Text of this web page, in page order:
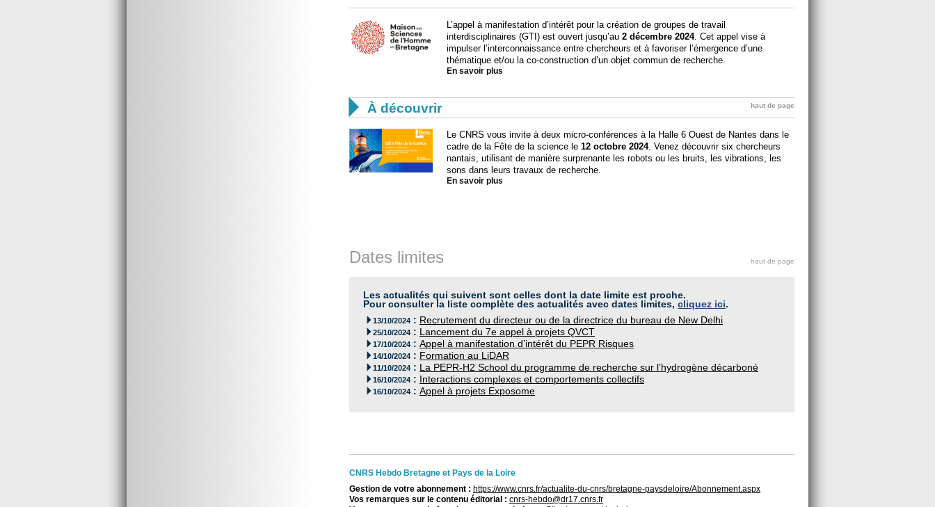
L’appel à manifestation d’intérêt pour la création de groupes de travail
interdisciplinaires (GTI) est ouvert jusqu’au 2 décembre 2024. Cet appel vise à
impulser l’interconnaissance entre chercheurs et à favoriser l’émergence d’une
thématique et/ou la co-construction d’un objet commun de recherche.
En savoir plus
 À découvrir haut de page
Le CNRS vous invite à deux micro-conférences à la Halle 6 Ouest de Nantes dans le
cadre de la Fête de la science le 12 octobre 2024. Venez découvrir six chercheurs
nantais, utilisant de manière surprenante les robots ou les bruits, les vibrations, les
sons dans leurs travaux de recherche.
En savoir plus
Dates limites haut de page
Les actualités qui suivent sont celles dont la date limite est proche.
Pour consulter la liste complète des actualités avec dates limites, cliquez ici.
13/10/2024 : Recrutement du directeur ou de la directrice du bureau de New Delhi
25/10/2024 : Lancement du 7e appel à projets QVCT
17/10/2024 : Appel à manifestation d’intérêt du PEPR Risques
14/10/2024 : Formation au LiDAR
11/10/2024 : La PEPR-H2 School du programme de recherche sur l’hydrogène décarboné
16/10/2024 : Interactions complexes et comportements collectifs
16/10/2024 : Appel à projets Exposome
CNRS Hebdo Bretagne et Pays de la Loire
Gestion de votre abonnement : https://www.cnrs.fr/actualite-du-cnrs/bretagne-paysdeloire/Abonnement.aspx
Vos remarques sur le contenu éditorial : cnrs-hebdo@dr17.cnrs.fr